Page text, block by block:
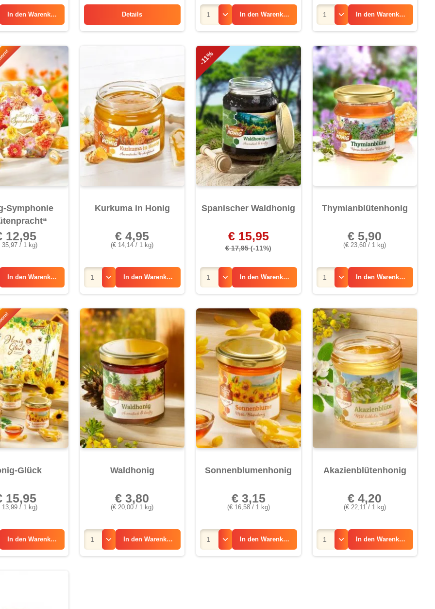
In den Warenkorb
Details
Honig-Doppelbärchen
In den Warenkorb In den Warenkorb
Symphonie
35,97 / 1 kg)
12,95
In den Warenkorb
Kurkuma in Honig
(€ 14,14 / 1 kg)
€ 4,95
In den Warenkorb
-11%
Spanischer Waldhonig
€ 15,95
€ 17,95(-11%)
In den Warenkorb
Thymianblütenhonig
(€ 23,60 / 1 kg)
€ 5,90
In den Warenkorb
Glück
13,99 / 1 kg)
15,95
In den Warenkorb
Waldhonig
(€ 20,00 / 1 kg)
€ 3,80
In den Warenkorb
Sonnenblumenhonig
(€ 16,58 / 1 kg)
€ 3,15
In den Warenkorb
Akazienblütenhonig
(€ 22,11 / 1 kg)
€ 4,20
In den Warenkorb